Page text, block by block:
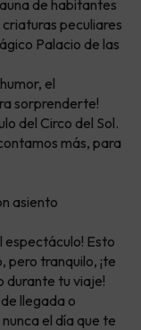
de habitantes
peculiares
Palacio de las
el
sorprenderte!
del Circo del Sol.
más, para
asiento
espectáculo! Esto
pero tranquilo, ¡te
durante tu viaje!
llegada o
el día que te